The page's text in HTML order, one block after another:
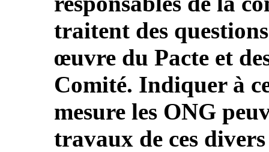
traitent des
œuvre du Pacte et
Comité. Indiquer à
mesure les ONG
travaux de ces